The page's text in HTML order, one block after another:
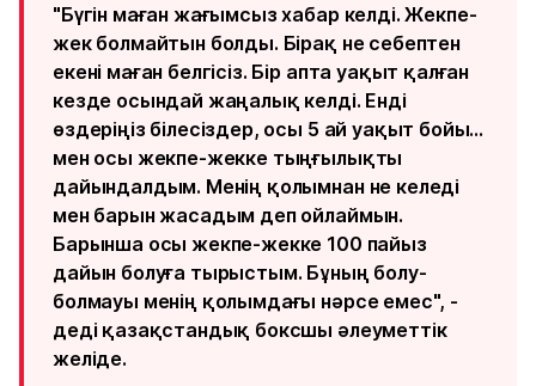
"Бүгін маған жағымсыз хабар келді. Жекпе-
жек болмайтын болды. Бірақ не себептен
екені маған белгісіз. Бір апта уақыт қалған
кезде осындай жаңалық келді. Енді
өздеріңіз білесіздер, осы 5 ай уақыт бойы...
мен осы жекпе-жекке тыңғылықты
дайындалдым. Менің қолымнан не келеді
мен барын жасадым деп ойлаймын.
Барынша осы жекпе-жекке 100 пайыз
дайын болуға тырыстым. Бұның болу-
болмауы менің қолымдағы нәрсе емес", -
деді қазақстандық боксшы әлеуметтік
желіде.